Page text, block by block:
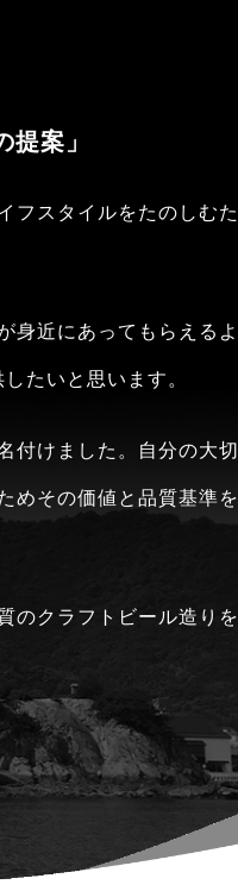
案」
フスタイルをたのしむた
身近にあってもらえるよ
たいと思います。
付けました。自分の大切
めその価値と品質基準を
のクラフトビール造りを